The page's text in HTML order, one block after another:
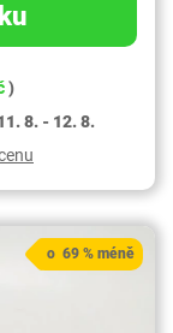
)
8. - 12. 8.
o 69 % méně